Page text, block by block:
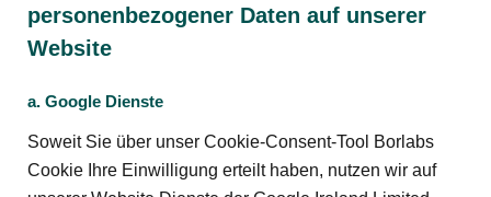
personenbezogener Daten auf unserer
Website
a. Google Dienste
Soweit Sie über unser Cookie-Consent-Tool Borlabs
Cookie Ihre Einwilligung erteilt haben, nutzen wir auf